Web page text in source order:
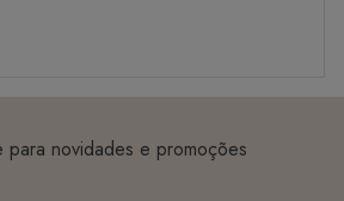
para novidades e promoções